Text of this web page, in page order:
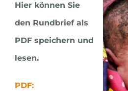
Hier können Sie
den Rundbrief als
PDF speichern und
lesen.
PDF: